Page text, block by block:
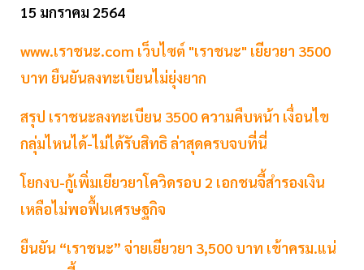
15 มกราคม 2564
www.เราชนะ.com เว็บไซต์ "เราชนะ" เยียวยา 3500
บาท ยืนยันลงทะเบียนไม่ยุ่งยาก
สรุป เราชนะลงทะเบียน 3500 ความคืบหน้า เงื่อนไข
กลุ่มไหนได้-ไม่ได้รับสิทธิ ล่าสุดครบจบที่นี่
โยกงบ-กู้เพิ่มเยียวยาโควิดรอบ 2 เอกชนจี้สำรองเงิน
เหลือไม่พอฟื้นเศรษฐกิจ
ยืนยัน “เราชนะ” จ่ายเยียวยา 3,500 บาท เข้าครม.แน่